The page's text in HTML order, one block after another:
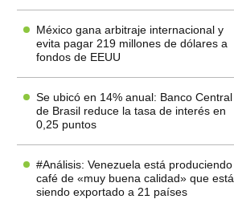
México gana arbitraje internacional y
evita pagar 219 millones de dólares a
fondos de EEUU
Se ubicó en 14% anual: Banco Central
de Brasil reduce la tasa de interés en
0,25 puntos
#Análisis: Venezuela está produciendo
café de «muy buena calidad» que está
siendo exportado a 21 países